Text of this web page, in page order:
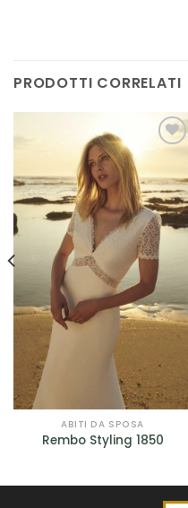
PRODOTTI CORRELATI
AGGIUNGI
ALLA TUA
LISTA DEI
DESIDERI
ABITI DA SPOSA
Rembo Styling 1850